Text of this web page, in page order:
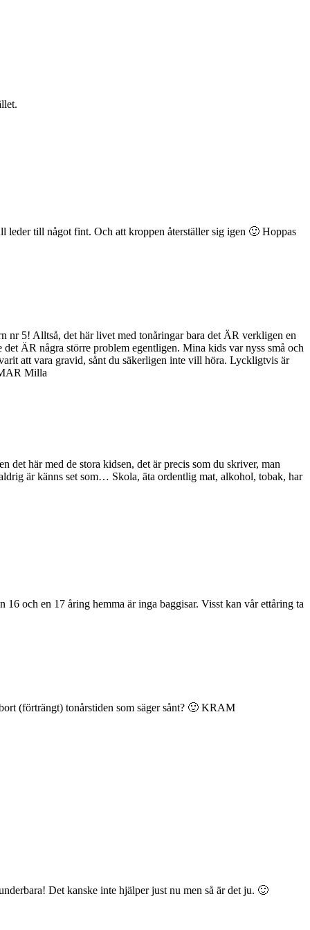
leder till något fint. Och att kroppen återställer sig igen 🙂 Hoppas
nr 5! Alltså, det här livet med tonåringar bara det ÄR verkligen en
ÄR några större problem egentligen. Mina kids var nyss små och
att vara gravid, sånt du säkerligen inte vill höra. Lyckligtvis är
Milla
här med de stora kidsen, det är precis som du skriver, man
är känns set som… Skola, äta ordentlig mat, alkohol, tobak, har
och en 17 åring hemma är inga baggisar. Visst kan vår ettåring ta
(förträngt) tonårstiden som säger sånt? 🙂 KRAM
Det kanske inte hjälper just nu men så är det ju. 🙂